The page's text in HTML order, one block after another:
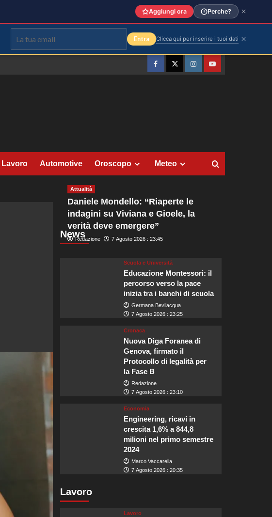
FacebookTwitterInstagramYouTube
Lavoro Automotive Oroscopo Meteo
News
Attualità
Daniele Mondello: “Riaperte le
indagini su Viviana e Gioele, la
verità deve emergere”
Redazione 7 Agosto 2026 : 23:45
Scuola e Università
Educazione Montessori: il
percorso verso la pace
inizia tra i banchi di scuola
Germana Bevilacqua
7 Agosto 2026 : 23:25
Cronaca
Nuova Diga Foranea di
Genova, firmato il
Protocollo di legalità per
la Fase B
Redazione
7 Agosto 2026 : 23:10
Economia
Engineering, ricavi in
crescita 1,6% a 844,8
milioni nel primo semestre
2024
Marco Vaccarella
7 Agosto 2026 : 20:35
Lavoro
Lavoro
Aggiungi ora Perche?
Entra Clicca qui per inserire i tuoi dati